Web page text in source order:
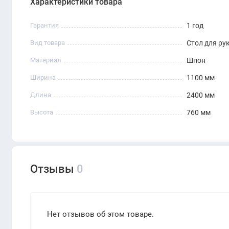
Характеристики товара
Гарантия 1 год
Вид товара Стол для
Материал Шпон
Ширина 1100 мм
Длина 2400 мм
Высота 760 мм
Отзывы 0
Нет отзывов об этом товаре.